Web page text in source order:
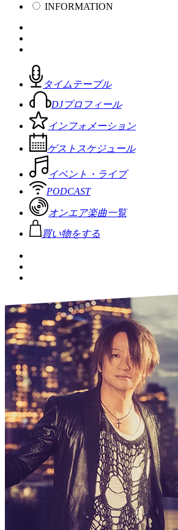
INFORMATION
タイムテーブル
DJプロフィール
インフォメーション
ゲストスケジュール
イベント・ライブ
PODCAST
オンエア楽曲一覧
買い物をする